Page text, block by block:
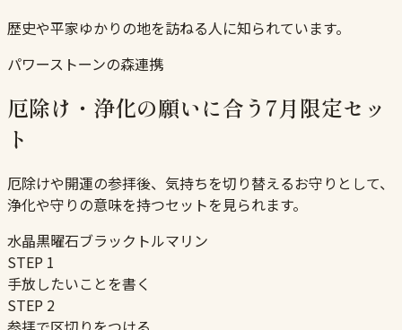
歴史や平家ゆかりの地を訪ねる人に知られています。
パワーストーンの森連携
厄除け・浄化の願いに合う7月限定セッ
ト
厄除けや開運の参拝後、気持ちを切り替えるお守りとして、
浄化や守りの意味を持つセットを見られます。
水晶黒曜石ブラックトルマリン
STEP 1
手放したいことを書く
STEP 2